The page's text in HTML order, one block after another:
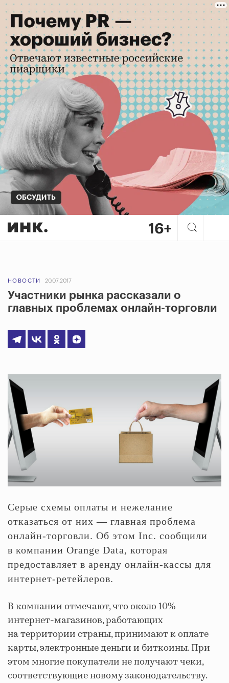
НОВОСТИ 20.07.2017
Участники рынка рассказали о
главных проблемах онлайн-торговли
Серые схемы оплаты и нежелание
отказаться от них — главная проблема
онлайн-торговли. Об этом Inc. сообщили
в компании Orange Data, которая
предоставляет в аренду онлайн-кассы для
интернет-ретейлеров.
В компании отмечают, что около 10%
интернет-магазинов, работающих
на территории страны, принимают к оплате
карты, электронные деньги и биткоины. При
этом многие покупатели не получают чеки,
соответствующие новому законодательству.